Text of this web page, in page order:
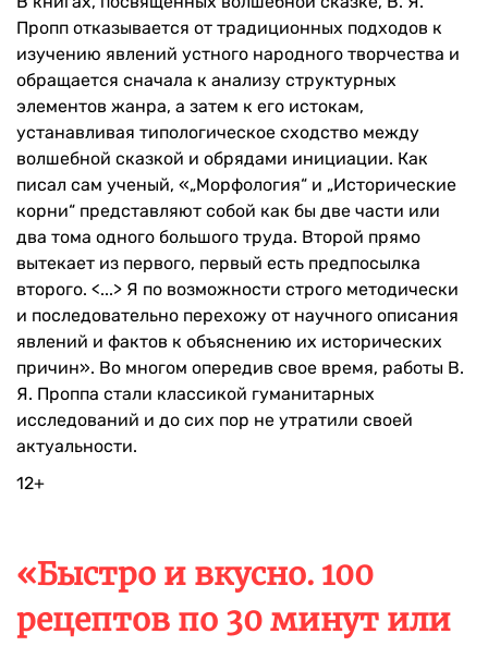
Пропп отказывается от традиционных подходов к
изучению явлений устного народного творчества и
обращается сначала к анализу структурных
элементов жанра, а затем к его истокам,
устанавливая типологическое сходство между
волшебной сказкой и обрядами инициации. Как
писал сам ученый, «„Морфология“ и „Исторические
корни“ представляют собой как бы две части или
два тома одного большого труда. Второй прямо
вытекает из первого, первый есть предпосылка
второго. <...> Я по возможности строго методически
и последовательно перехожу от научного описания
явлений и фактов к объяснению их исторических
причин». Во многом опередив свое время, работы В.
Я. Проппа стали классикой гуманитарных
исследований и до сих пор не утратили своей
актуальности.
12+
«Быстро и вкусно. 100
рецептов по 30 минут или